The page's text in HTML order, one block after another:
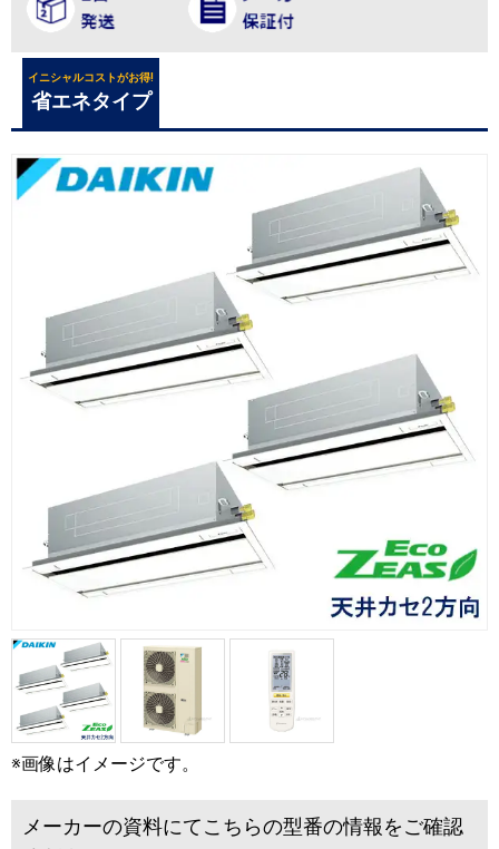
イニシャルコストがお得!
省エネタイプ
※画像はイメージです。
メーカーの資料にてこちらの型番の情報をご確認